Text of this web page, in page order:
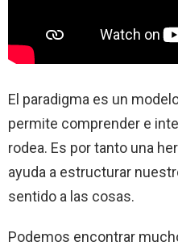
El paradigma es un
permite comprender e
rodea. Es por tanto una
ayuda a estructurar
sentido a las cosas.
Podemos encontrar